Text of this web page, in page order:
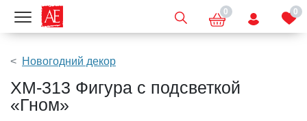
Показать меню 0 0
Новогодний декор
XM-313 Фигура с подсветкой
«Гном»